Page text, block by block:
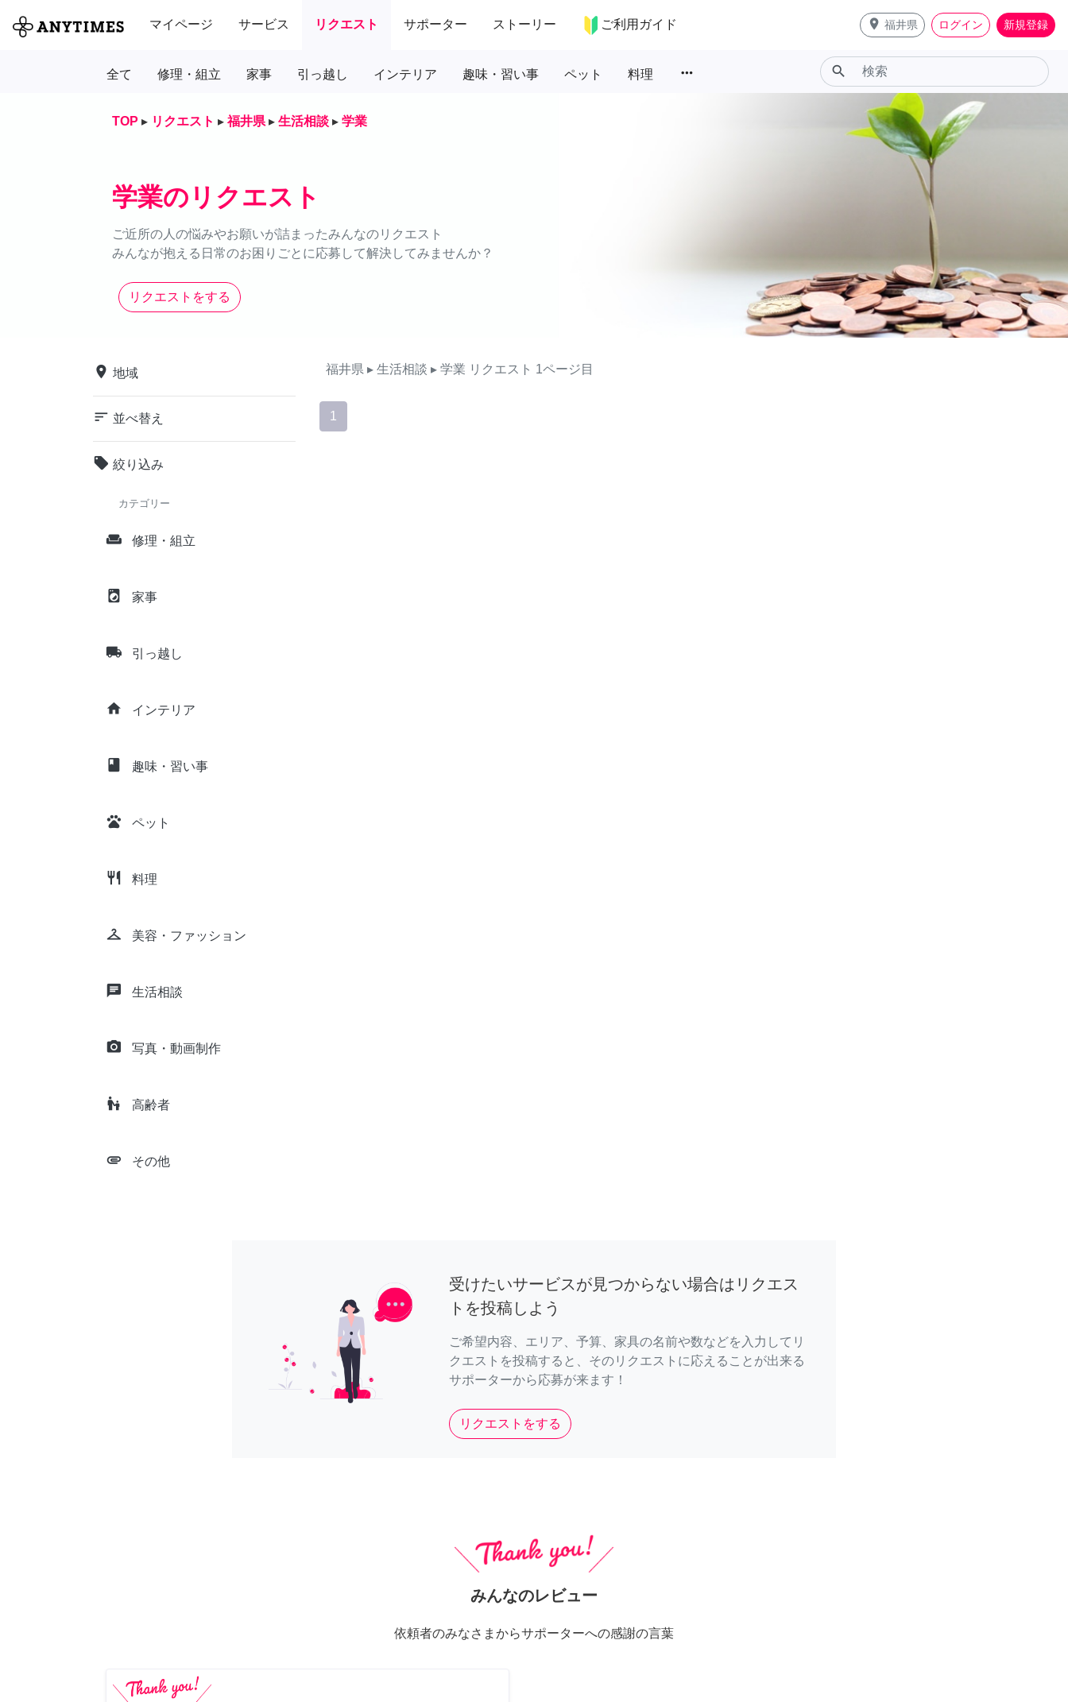
マイページ サービス リクエスト サポーター ストーリー ご利用ガイド place 福井県 ログイン 新規登録
全て 修理・組立 家事 引っ越し インテリア 趣味・習い事 ペット 料理 more_horiz search
TOP ▸ リクエスト ▸ 福井県 ▸ 生活相談 ▸ 学業
学業のリクエスト
ご近所の人の悩みやお願いが詰まったみんなのリクエスト
みんなが抱える日常のお困りごとに応募して解決してみませんか？
リクエストをする
place 地域
sort 並べ替え
local_offer 絞り込み
カテゴリー
weekend 修理・組立
local_laundry_service 家事
local_shipping 引っ越し
home インテリア
class 趣味・習い事
pets ペット
restaurant 料理
checkroom 美容・ファッション
chat 生活相談
camera_alt 写真・動画制作
escalator_warning 高齢者
attachment その他
福井県 ▸ 生活相談 ▸ 学業 リクエスト 1ページ目
1
受けたいサービスが見つからない場合はリクエス
トを投稿しよう
ご希望内容、エリア、予算、家具の名前や数などを入力してリ
クエストを投稿すると、そのリクエストに応えることが出来る
サポーターから応募が来ます！
リクエストをする
みんなのレビュー
依頼者のみなさまからサポーターへの感謝の言葉